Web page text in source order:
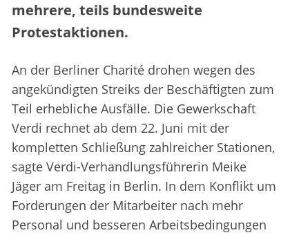
mehrere, teils bundesweite
Protestaktionen.
An der Berliner Charité drohen wegen des
angekündigten Streiks der Beschäftigten zum
Teil erhebliche Ausfälle. Die Gewerkschaft
Verdi rechnet ab dem 22. Juni mit der
kompletten Schließung zahlreicher Stationen,
sagte Verdi-Verhandlungsführerin Meike
Jäger am Freitag in Berlin. In dem Konflikt um
Forderungen der Mitarbeiter nach mehr
Personal und besseren Arbeitsbedingungen